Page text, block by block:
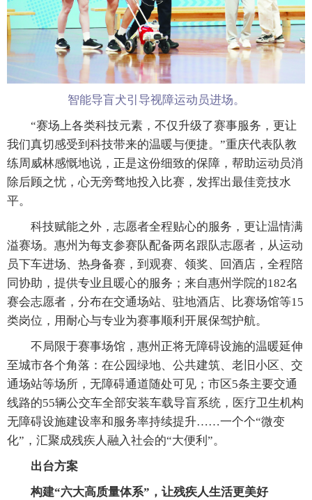
智能导盲犬引导视障运动员进场。
“赛场上各类科技元素，不仅升级了赛事服务，更让
我们真切感受到科技带来的温暖与便捷。”重庆代表队教
练周威林感慨地说，正是这份细致的保障，帮助运动员消
除后顾之忧，心无旁骛地投入比赛，发挥出最佳竞技水
平。
科技赋能之外，志愿者全程贴心的服务，更让温情满
溢赛场。惠州为每支参赛队配备两名跟队志愿者，从运动
员下车进场、热身备赛，到观赛、领奖、回酒店，全程陪
同协助，提供专业且暖心的服务；来自惠州学院的182名
赛会志愿者，分布在交通场站、驻地酒店、比赛场馆等15
类岗位，用耐心与专业为赛事顺利开展保驾护航。
不局限于赛事场馆，惠州正将无障碍设施的温暖延伸
至城市各个角落：在公园绿地、公共建筑、老旧小区、交
通场站等场所，无障碍通道随处可见；市区5条主要交通
线路的55辆公交车全部安装车载导盲系统，医疗卫生机构
无障碍设施建设率和服务率持续提升……一个个“微变
化”，汇聚成残疾人融入社会的“大便利”。
出台方案
构建“六大高质量体系”，让残疾人生活更美好